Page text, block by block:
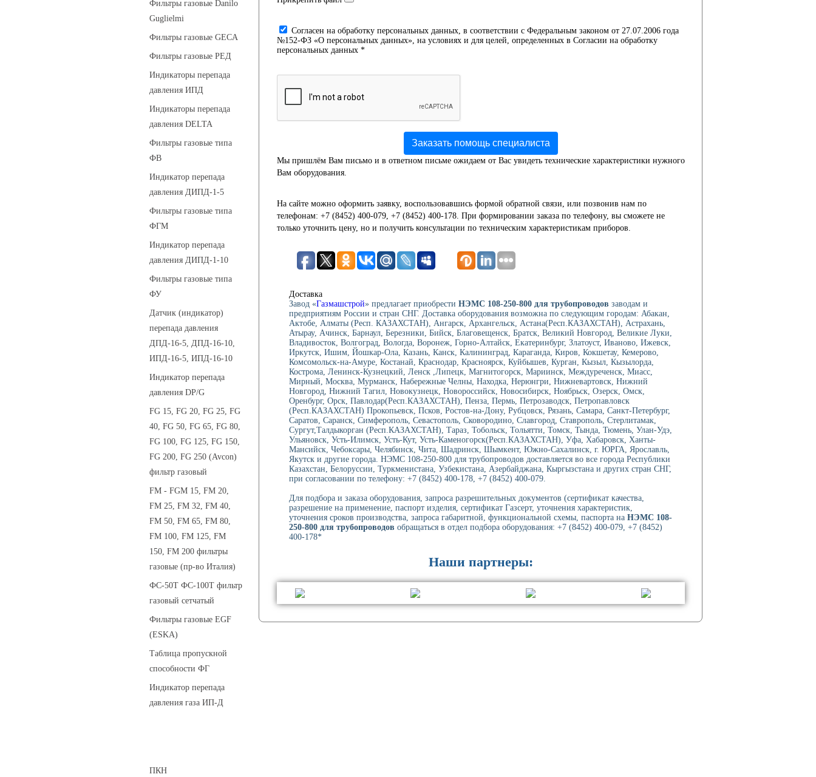
Фильтры газовые Danilo
Guglielmi
Фильтры газовые GECA
Фильтры газовые РЕД
Индикаторы перепада
давления ИПД
Индикаторы перепада
давления DELTA
Фильтры газовые типа
ФВ
Индикатор перепада
давления ДИПД-1-5
Фильтры газовые типа
ФГМ
Индикатор перепада
давления ДИПД-1-10
Фильтры газовые типа
ФУ
Датчик (индикатор)
перепада давления
ДПД-16-5, ДПД-16-10,
ИПД-16-5, ИПД-16-10
Индикатор перепада
давления DP/G
FG 15, FG 20, FG 25, FG
40, FG 50, FG 65, FG 80,
FG 100, FG 125, FG 150,
FG 200, FG 250 (Avcon)
фильтр газовый
FM - FGM 15, FM 20,
FM 25, FM 32, FM 40,
FM 50, FM 65, FM 80,
FM 100, FM 125, FM
150, FM 200 фильтры
газовые (пр-во Италия)
ФС-50Т ФС-100Т фильтр
газовый сетчатый
Фильтры газовые EGF
(ESKA)
Таблица пропускной
способности ФГ
Индикатор перепада
давления газа ИП-Д
ПКН
Cогласен на обработку персональных данных, в соответствии с Федеральным законом от 27.07.2006 года
№152-ФЗ «О персональных данных», на условиях и для целей, определенных в Согласии на обработку
персональных данных *
Заказать помощь специалиста
Мы пришлём Вам письмо и в ответном письме ожидаем от Вас увидеть технические характеристики нужного
Вам оборудования.
На сайте можно оформить заявку, воспользовавшись формой обратной связи, или позвонив нам по
телефонам: +7 (8452) 400-079, +7 (8452) 400-178. При формировании заказа по телефону, вы сможете не
только уточнить цену, но и получить консультации по техническим характеристикам приборов.
Доставка
Завод «Газмашстрой» предлагает приобрести НЭМС 108-250-800 для трубопроводов заводам и
предприятиям России и стран СНГ. Доставка оборудования возможна по следующим городам: Абакан,
Актобе, Алматы (Респ. КАЗАХСТАН), Ангарск, Архангельск, Астана(Респ.КАЗАХСТАН), Астрахань,
Атырау, Ачинск, Барнаул, Березники, Бийск, Благовещенск, Братск, Великий Новгород, Великие Луки,
Владивосток, Волгоград, Вологда, Воронеж, Горно-Алтайск, Екатеринбург, Златоуст, Иваново, Ижевск,
Иркутск, Ишим, Йошкар-Ола, Казань, Канск, Калининград, Караганда, Киров, Кокшетау, Кемерово,
Комсомольск-на-Амуре, Костанай, Краснодар, Красноярск, Куйбышев, Курган, Кызыл, Кызылорда,
Кострома, Ленинск-Кузнецкий, Ленск ,Липецк, Магнитогорск, Мариинск, Междуреченск, Миасс,
Мирный, Москва, Мурманск, Набережные Челны, Находка, Нерюнгри, Нижневартовск, Нижний
Новгород, Нижний Тагил, Новокузнецк, Новороссийск, Новосибирск, Ноябрьск, Озерск, Омск,
Оренбург, Орск, Павлодар(Респ.КАЗАХСТАН), Пенза, Пермь, Петрозаводск, Петропавловск
(Респ.КАЗАХСТАН) Прокопьевск, Псков, Ростов-на-Дону, Рубцовск, Рязань, Самара, Санкт-Петербург,
Саратов, Саранск, Симферополь, Севастополь, Сковородино, Славгород, Ставрополь, Стерлитамак,
Сургут,Талдыкорган (Респ.КАЗАХСТАН), Тараз, Тобольск, Тольятти, Томск, Тында, Тюмень, Улан-Удэ,
Ульяновск, Усть-Илимск, Усть-Кут, Усть-Каменогорск(Респ.КАЗАХСТАН), Уфа, Хабаровск, Ханты-
Мансийск, Чебоксары, Челябинск, Чита, Шадринск, Шымкент, Южно-Сахалинск, г. ЮРГА, Ярославль,
Якутск и другие города. НЭМС 108-250-800 для трубопроводов доставляется во все города Республики
Казахстан, Белоруссии, Туркменистана, Узбекистана, Азербайджана, Кыргызстана и других стран СНГ,
при согласовании по телефону: +7 (8452) 400-178, +7 (8452) 400-079.
Для подбора и заказа оборудования, запроса разрешительных документов (сертификат качества,
разрешение на применение, паспорт изделия, сертификат Газсерт, уточнения характеристик,
уточнения сроков производства, запроса габаритной, функциональной схемы, паспорта на НЭМС 108-
250-800 для трубопроводов обращаться в отдел подбора оборудования: +7 (8452) 400-079, +7 (8452)
400-178*
Наши партнеры: